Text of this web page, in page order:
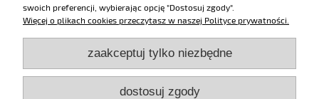
swoich preferencji, wybierając opcję "Dostosuj zgody".
Więcej o plikach cookies przeczytasz w naszej Polityce prywatności.
zaakceptuj tylko niezbędne
dostosuj zgody